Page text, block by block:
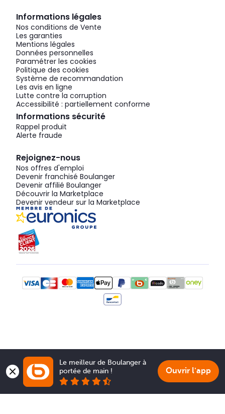
Informations légales
Nos conditions de Vente
Les garanties
Mentions légales
Données personnelles
Paramétrer les cookies
Politique des cookies
Système de recommandation
Les avis en ligne
Lutte contre la corruption
Accessibilité : partiellement conforme
Informations sécurité
Rappel produit
Alerte fraude
Rejoignez-nous
Nos offres d'emploi
Devenir franchisé Boulanger
Devenir affilié Boulanger
Découvrir la Marketplace
Devenir vendeur sur la Marketplace
Le meilleur de Boulanger à
portée de main !
Ouvrir l'app